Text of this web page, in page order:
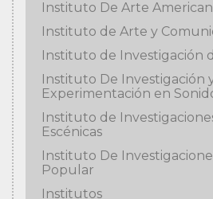
Instituto De Arte
Instituto de Arte y
Instituto de Investigación
Instituto De Investigación
Experimentación en
Instituto de
Escénicas
Instituto De
Popular
Institutos